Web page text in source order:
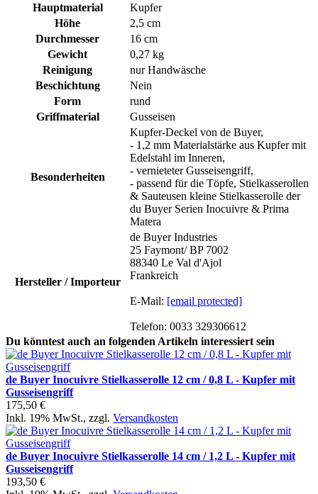
Hauptmaterial
Kupfer
Höhe
2,5 cm
Durchmesser
16 cm
Gewicht
0,27 kg
Reinigung
nur Handwäsche
Beschichtung
Nein
Form
rund
Griffmaterial
Gusseisen
Besonderheiten
Kupfer-Deckel von de Buyer,
- 1,2 mm Materialstärke aus Kupfer mit
Edelstahl im Inneren,
- vernieteter Gusseisengriff,
- passend für die Töpfe, Stielkasserollen
& Sauteusen kleine Stielkasserolle der
du Buyer Serien Inocuivre & Prima
Matera
Hersteller / Importeur
de Buyer Industries
25 Faymont/ BP 7002
88340 Le Val d'Ajol
Frankreich
E-Mail: [email protected]
Telefon: 0033 329306612
Du könntest auch an folgenden Artikeln interessiert sein
de Buyer Inocuivre Stielkasserolle 12 cm / 0,8 L - Kupfer mit
Gusseisengriff
175,50 €
Inkl. 19% MwSt., zzgl. Versandkosten
de Buyer Inocuivre Stielkasserolle 14 cm / 1,2 L - Kupfer mit
Gusseisengriff
193,50 €